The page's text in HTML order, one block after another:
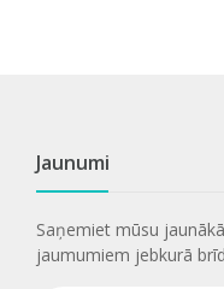
Jaunumi
Saņemiet mūsu
jaumumiem jebkurā